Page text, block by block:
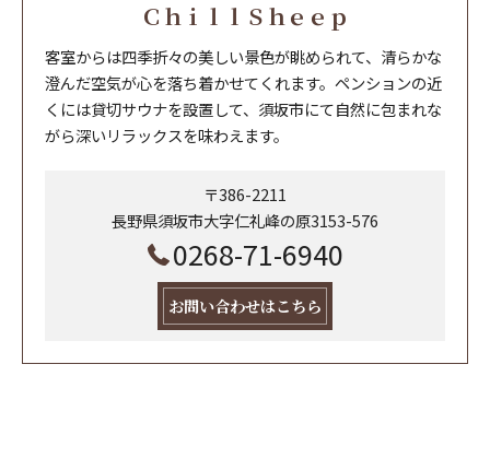
ＣｈｉｌｌＳｈｅｅｐ
客室からは四季折々の美しい景色が眺められて、清らかな
澄んだ空気が心を落ち着かせてくれます。ペンションの近
くには貸切サウナを設置して、須坂市にて自然に包まれな
がら深いリラックスを味わえます。
〒386-2211
長野県須坂市大字仁礼峰の原3153-576
0268-71-6940
お問い合わせはこちら